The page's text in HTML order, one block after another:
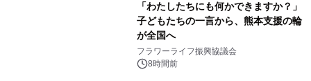
「わたしたちにも何かできますか？」
子どもたちの一言から、熊本支援の輪
が全国へ
フラワーライフ振興協議会
8時間前